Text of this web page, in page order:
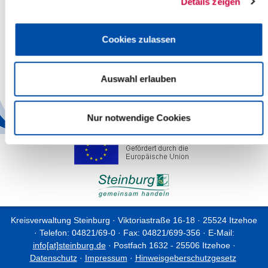
Cookies zulassen
Auswahl erlauben
Nur notwendige Cookies
Rathaus, Reichenstraße 23, Abteilung Sport und Kultur, Zimmer
310 eingereicht werden. Ansprechpartnerin ist Frau Endres, Tel.
Ansprechpartner für die Presse: Björn Dethlefs, Tel. 04821 /
Kreisverwaltung Steinburg · Viktoriastraße 16-18 · 25524 Itzehoe
· Telefon: 04821/69-0 · Fax: 04821/699-356 · E-Mail:
info[at]steinburg.de· Postfach 1632 - 25506 Itzehoe ·
Datenschutz· Impressum · Hinweisgeberschutzgesetz